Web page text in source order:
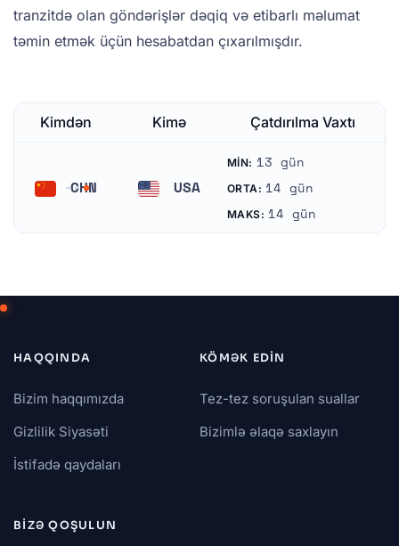
tranzitdə olan göndərişlər dəqiq və etibarlı məlumat
təmin etmək üçün hesabatdan çıxarılmışdır.
Kimdən Kimə Çatdırılma Vaxtı
CHN USA
Amerika Birləşmiş Ştatları
MIN: 13 gün
ORTA: 14 gün
MAKS: 14 gün
HAQQINDA
Bizim haqqımızda
Gizlilik Siyasəti
İstifadə qaydaları
KÖMƏK EDIN
Tez-tez soruşulan suallar
Bizimlə əlaqə saxlayın
BIZƏ QOŞULUN